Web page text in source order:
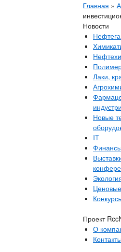
Главная »
Новости
Лаки,
Новые
IT
Проект
О